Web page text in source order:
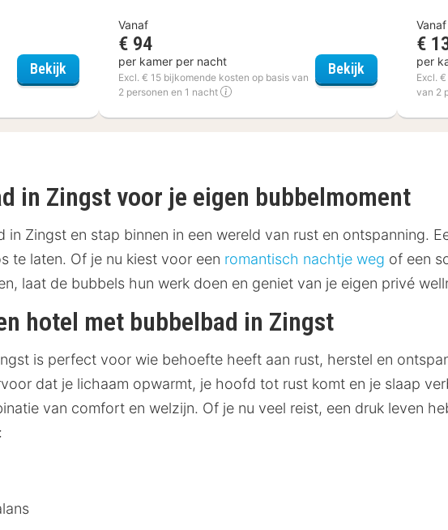
BekijkAkzent Hotel Altenberge
Vanaf
€ 94
per kamer per nacht
Excl. € 15 bijkomende kosten op basis van
2 personen en 1 nacht
Bekijk City Hotel
Vanaf
€
per
Excl.
van 2
in Zingst voor je eigen bubbelmoment
Zingst en stap binnen in een wereld van rust en ontspanning.
te laten. Of je nu kiest voor een romantisch nachtje weg of een
laat de bubbels hun werk doen en geniet van je eigen privé
hotel met bubbelbad in Zingst
is perfect voor wie behoefte heeft aan rust, herstel en
dat je lichaam opwarmt, je hoofd tot rust komt en je slaap
van comfort en welzijn. Of je nu veel reist, een druk leven